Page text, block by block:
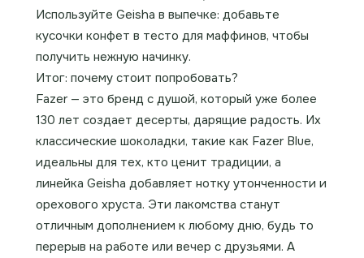
Используйте Geisha в выпечке: добавьте
кусочки конфет в тесто для маффинов, чтобы
получить нежную начинку.
Итог: почему стоит попробовать?
Fazer — это бренд с душой, который уже более
130 лет создает десерты, дарящие радость. Их
классические шоколадки, такие как Fazer Blue,
идеальны для тех, кто ценит традиции, а
линейка Geisha добавляет нотку утонченности и
орехового хруста. Эти лакомства станут
отличным дополнением к любому дню, будь то
перерыв на работе или вечер с друзьями. А